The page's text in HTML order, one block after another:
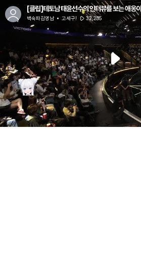
[클립]테토남 태윤선수의 인터뷰를 보는 애옹이
백숙파김영남 고세구! 32,285